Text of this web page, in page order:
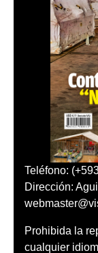
Teléfono:
Dirección:
Prohibida la
cualquier